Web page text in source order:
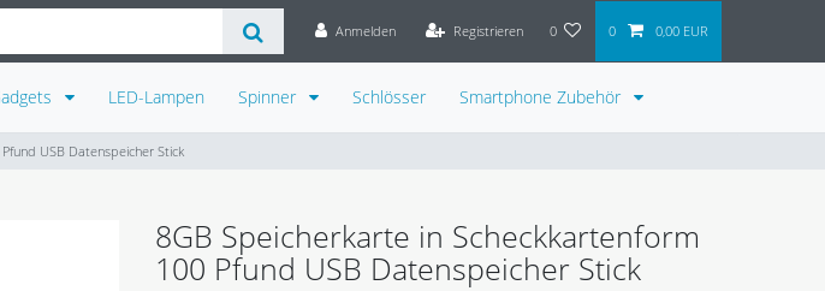
Anmelden Registrieren 0 0 0,00 EUR
LED-Lampen Spinner Schlösser Smartphone Zubehör
USB Datenspeicher Stick
8GB Speicherkarte in Scheckkartenform
100 Pfund USB Datenspeicher Stick